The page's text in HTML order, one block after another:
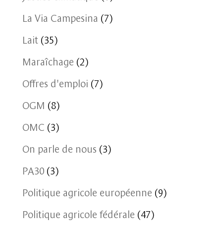
La Via Campesina (7)
Lait (35)
Maraîchage (2)
Offres d'emploi (7)
OGM (8)
OMC (3)
On parle de nous (3)
PA30(3)
Politique agricole européenne (9)
Politique agricole fédérale (47)